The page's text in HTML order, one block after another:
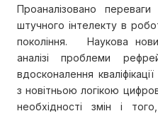
Проаналізовано
штучного інтелекту в
покоління. Наукова
аналізі проблеми
вдосконалення
з новітньою логікою
необхідності змін і